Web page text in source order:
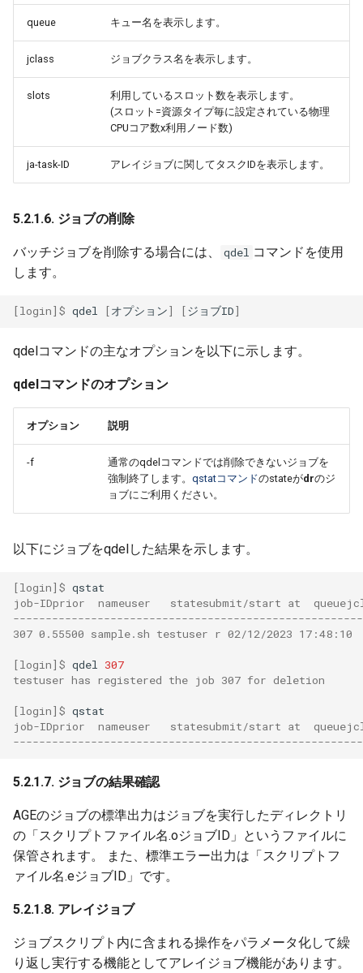
queue キュー名を表示します。
jclass ジョブクラス名を表示します。
slots
利用しているスロット数を表示します。
(スロット=資源タイプ毎に設定されている物理
CPUコア数x利用ノード数)
ja-task-ID アレイジョブに関してタスクIDを表示します。
5.2.1.6. ジョブの削除
バッチジョブを削除する場合には、 qdel コマンドを使用
します。
[login]$ qdel [オプション] [ジョブID]
qdelコマンドの主なオプションを以下に示します。
qdelコマンドのオプション
オプション 説明
-f
通常のqdelコマンドでは削除できないジョブを
強制終了します。 qstatコマンドのstateがdrのジ
ョブにご利用ください。
以下にジョブをqdelした結果を示します。
[login]$
job-IDprior  nameuser   statesubmit/start at
307 0.55500 sample.sh testuser r 02/12/2023 17:48:10
[login]$ qdel 307
testuser has registered the job 307 for deletion
[login]$
job-IDprior  nameuser   statesubmit/start at
5.2.1.7. ジョブの結果確認
AGEのジョブの標準出力はジョブを実行したディレクトリ
の「スクリプトファイル名.oジョブID」というファイルに
保管されます。 また、標準エラー出力は「スクリプトフ
ァイル名.eジョブID」です。
5.2.1.8. アレイジョブ
ジョブスクリプト内に含まれる操作をパラメータ化して繰
り返し実行する機能としてアレイジョブ機能があります。